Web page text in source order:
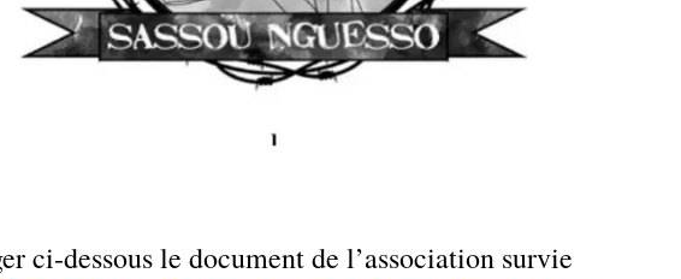
ci-dessous le document de l’association survie